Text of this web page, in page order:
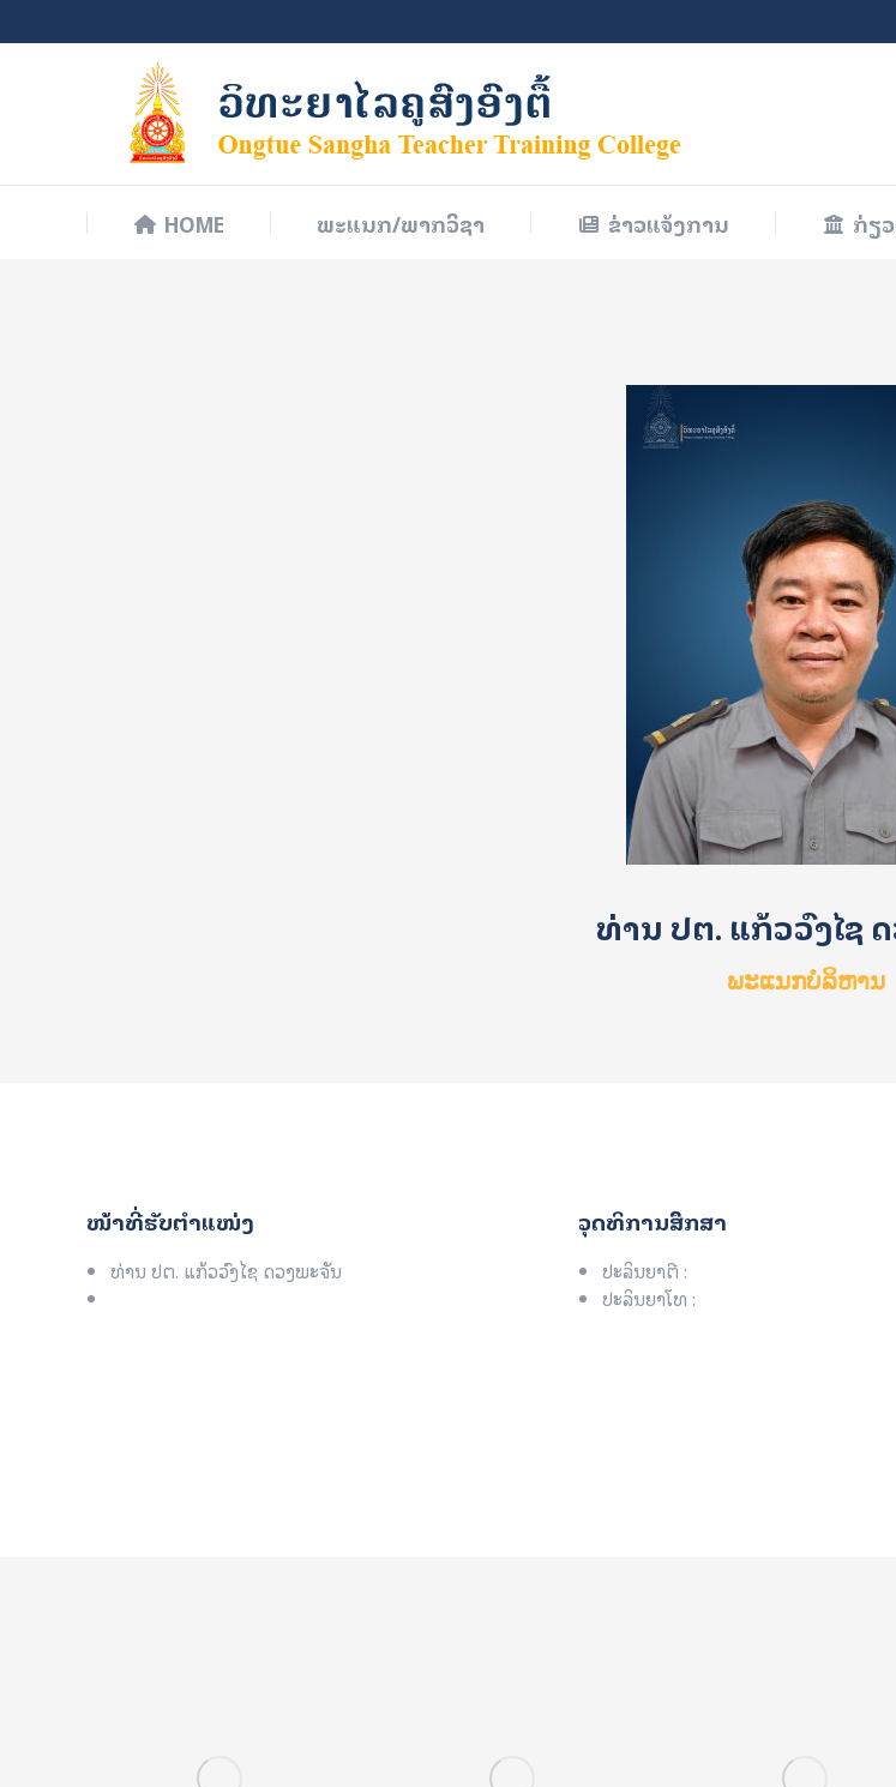
HOME ພະແນກ/ພາກວິຊາ ຂ່າວແຈ້ງການ ກ່ຽ
ທ່ານ ປຕ. ແກ້ວວົງໄຊ
ພະແນກບໍລິຫານ
ໜ້າທີ່ຮັບຕໍາແໜ່ງ
ທ່ານ ປຕ. ແກ້ວວົງໄຊ ດວງພະຈັນ
ວຸດທິການສຶກສາ
ປະລິນຍາຕີ :
ປະລິນຍາໂທ :
HOME ພະແນກ/ພາກວິຊາ ຂ່າວແຈ້ງການ ກ່ຽ